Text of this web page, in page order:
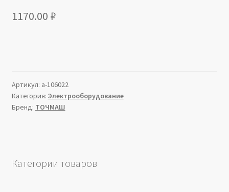
1170.00 ₽
Артикул: a-106022
Категория: Электрооборудование
Бренд: ТОЧМАШ
Категории товаров